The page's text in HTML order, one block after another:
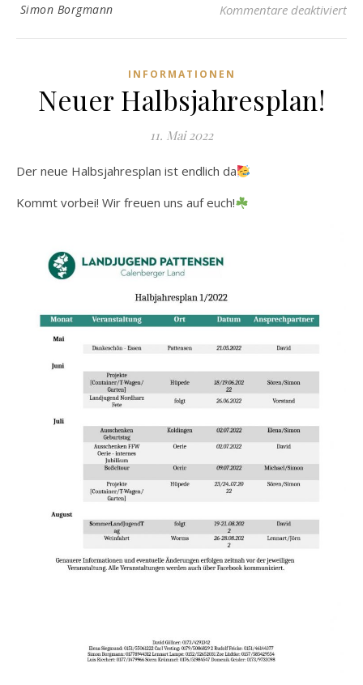
Simon Borgmann Kommentare deaktiviertfür
INFORMATIONEN
Neuer Halbsjahresplan!
11. Mai 2022
Der neue Halbsjahresplan ist endlich da
Kommt vorbei! Wir freuen uns auf euch!